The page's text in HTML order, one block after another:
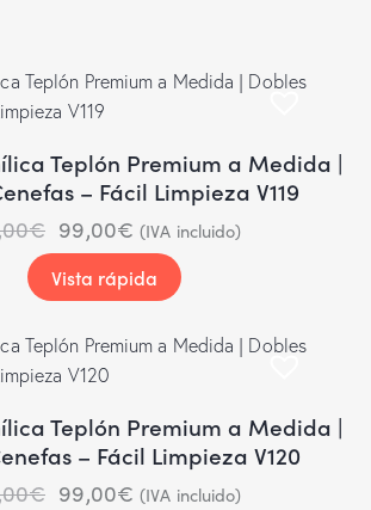
Teplón Premium a Medida |
– Fácil Limpieza V119
€ 99,00€ (IVA incluido)
Vista rápida
Teplón Premium a Medida |
– Fácil Limpieza V120
€ 99,00€ (IVA incluido)